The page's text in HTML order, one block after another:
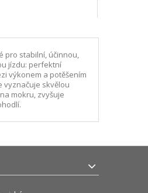
pro stabilní, účinnou,
jízdu: perfektní
výkonem a potěšením
vyznačuje skvělou
mokru, zvyšuje